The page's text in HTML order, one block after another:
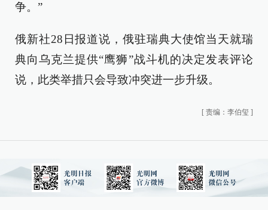
争。”
俄新社28日报道说，俄驻瑞典大使馆当天就瑞
典向乌克兰提供“鹰狮”战斗机的决定发表评论
说，此类举措只会导致冲突进一步升级。
[ 责编：李伯玺 ]